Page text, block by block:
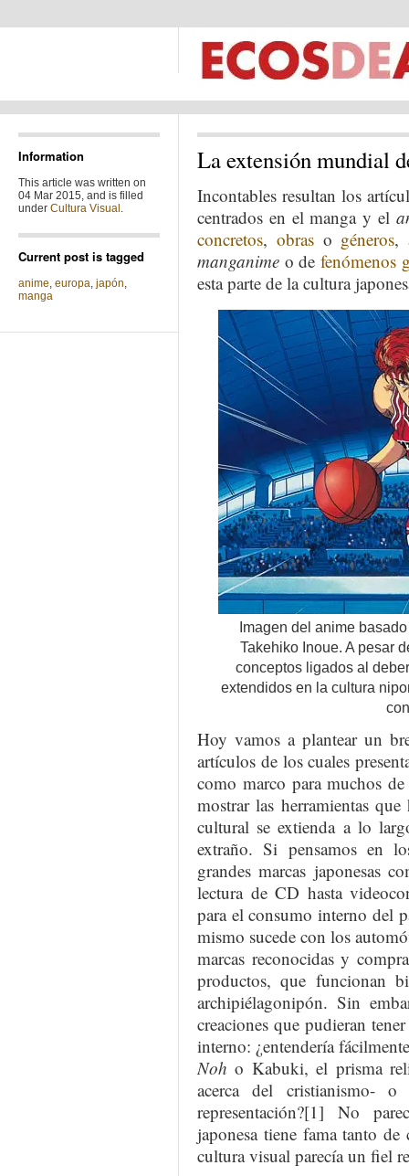
Information
This article was written on
04 Mar 2015, and is filled
under Cultura Visual .
Current post is tagged
anime, europa, japón,
manga
La extensión mundial
Incontables resultan los
centrados en el manga y el
concretos, obraso géneros,
manganime o de fenómenos
esta parte de la cultura
Imagen del anime
Takehiko Inoue. A pesar
conceptos ligados al
extendidos en la cultura
Hoy vamos a plantear un
artículos de los cuales
como marco para muchos
mostrar las herramientas
cultural se extienda a lo
extraño. Si pensamos en
grandes marcas japonesas
lectura de CD hasta
para el consumo interno del
mismo sucede con los
marcas reconocidas y
productos, que funcionan
archipiélagonipón. Sin
creaciones que pudieran
interno: ¿entendería
Noh o Kabuki, el prisma
acerca del cristianismo-
representación?[1] No
japonesa tiene fama tanto
cultura visual parecía un fiel